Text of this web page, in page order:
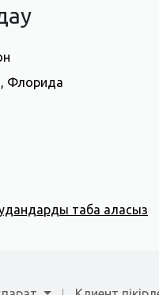
Флорида
таба аласыз